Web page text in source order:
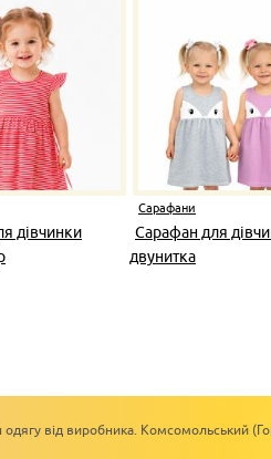
дівчинки
Сарафани
Сарафан для
двунитка
від виробника. Комсомольський